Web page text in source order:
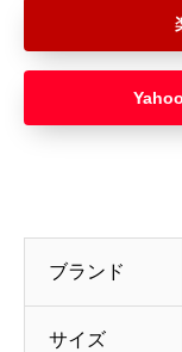
ブランド
サイズ